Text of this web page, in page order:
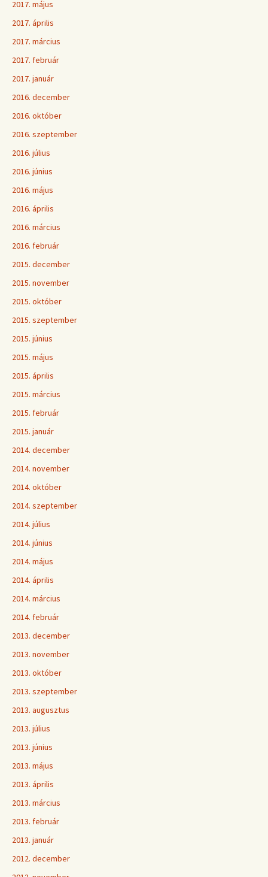
2017. május
2017. április
2017. március
2017. február
2017. január
2016. december
2016. október
2016. szeptember
2016. július
2016. június
2016. május
2016. április
2016. március
2016. február
2015. december
2015. november
2015. október
2015. szeptember
2015. június
2015. május
2015. április
2015. március
2015. február
2015. január
2014. december
2014. november
2014. október
2014. szeptember
2014. július
2014. június
2014. május
2014. április
2014. március
2014. február
2013. december
2013. november
2013. október
2013. szeptember
2013. augusztus
2013. július
2013. június
2013. május
2013. április
2013. március
2013. február
2013. január
2012. december